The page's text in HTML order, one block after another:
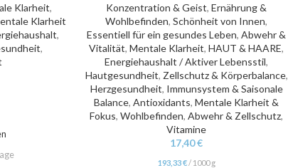
Klarheit,
Klarheit
,
,
Konzentration & Geist,Ernährung &
Wohlbefinden,Schönheit von Innen,
Essentiell für ein gesundes Leben,Abwehr &
Vitalität,Mentale Klarheit,HAUT & HAARE,
Energiehaushalt / Aktiver Lebensstil,
Hautgesundheit, Zellschutz & Körperbalance,
Herzgesundheit, Immunsystem & Saisonale
Balance,Antioxidants,Mentale Klarheit &
Fokus,Wohlbefinden,Abwehr & Zellschutz,
Vitamine
17,40€
193,33€/ 1000 g